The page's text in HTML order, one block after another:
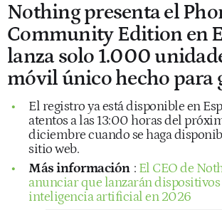
Nothing presenta el
Community Edition en
lanza solo 1.000
móvil único hecho para
El registro ya está disponible en
atentos a las 13:00 horas del
diciembre cuando se haga
sitio web.
Más información : El CEO de
anunciar que lanzarán
inteligencia artificial en 2026